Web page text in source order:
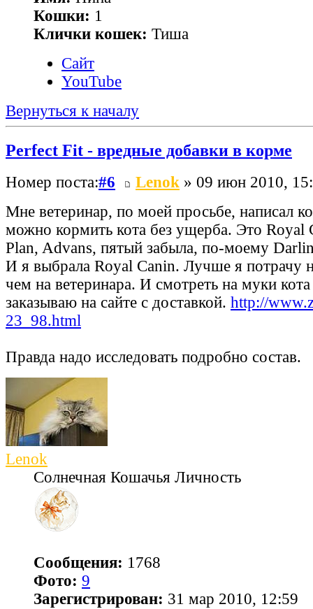
Кошки: 1
Клички кошек: Тиша
Сайт
YouTube
Вернуться к началу
Perfect Fit - вредные добавки в корме
Номер поста:#6 Lenok » 09 июн 2010,
Мне ветеринар, по моей просьбе, написал
можно кормить кота без ущерба. Это Royal
Plan, Advans, пятый забыла, по-моему
И я выбрала Royal Canin. Лучше я потрачу
чем на ветеринара. И смотреть на муки
заказываю на сайте с доставкой. http://
23_98.html
Правда надо исследовать подробно состав.
Lenok
Солнечная Кошачья Личность
Сообщения: 1768
Фото: 9
Зарегистрирован: 31 мар 2010, 12:59